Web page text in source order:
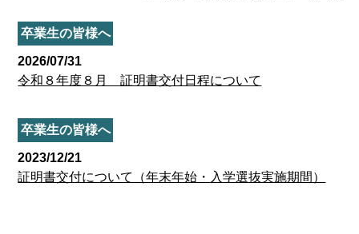
卒業生の皆様へ
2026/07/31
令和８年度８月 証明書交付日程について
卒業生の皆様へ
2023/12/21
証明書交付について（年末年始・入学選抜実施期間）